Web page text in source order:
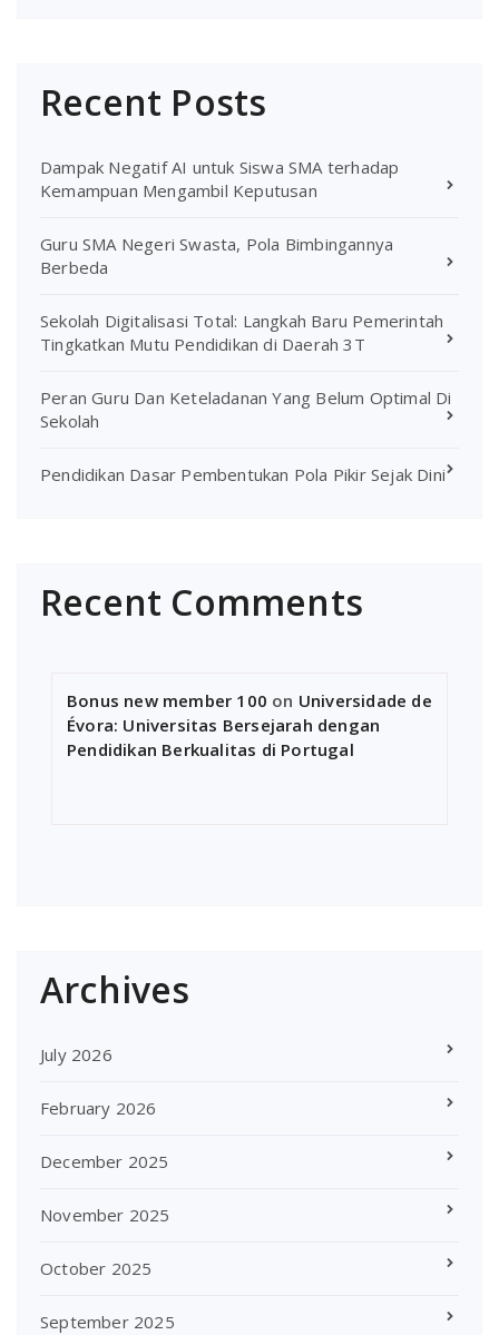
Recent Posts
Dampak Negatif AI untuk Siswa SMA terhadap
Kemampuan Mengambil Keputusan
Guru SMA Negeri Swasta, Pola Bimbingannya
Berbeda
Sekolah Digitalisasi Total: Langkah Baru Pemerintah
Tingkatkan Mutu Pendidikan di Daerah 3T
Peran Guru Dan Keteladanan Yang Belum Optimal Di
Sekolah
Pendidikan Dasar Pembentukan Pola Pikir Sejak Dini
Recent Comments
Bonus new member 100 on Universidade de
Évora: Universitas Bersejarah dengan
Pendidikan Berkualitas di Portugal
Archives
July 2026
February 2026
December 2025
November 2025
October 2025
September 2025